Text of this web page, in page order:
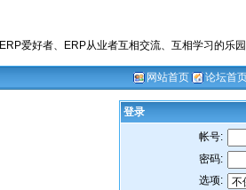
ERP爱好者、ERP从业者互相交流、互相学习的乐
网站首页 论坛首
登录
帐号:
密码:
选项: